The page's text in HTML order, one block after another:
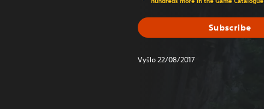
Subscribe
Vyšlo 22/08/2017